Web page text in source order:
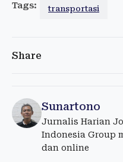
Tags: transportasi
Share
Sunartono
Jurnalis Harian
Indonesia Group
dan online